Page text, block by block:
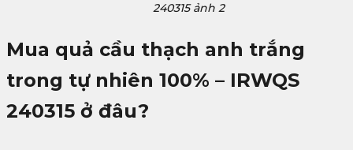
240315 ảnh 2
Mua quả cầu thạch anh trắng
trong tự nhiên 100% – IRWQS
240315 ở đâu?